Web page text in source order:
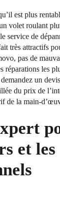
est plus
volet roulant
service de
très attractifs
pas de
réparations les
un
du prix de
de la main-
et les